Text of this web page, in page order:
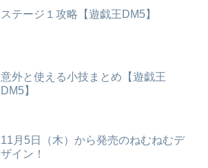
ステージ１攻略【遊戯王DM5】
意外と使える小技まとめ【遊戯王
DM5】
11月5日（木）から発売のねむねむデ
ザイン！